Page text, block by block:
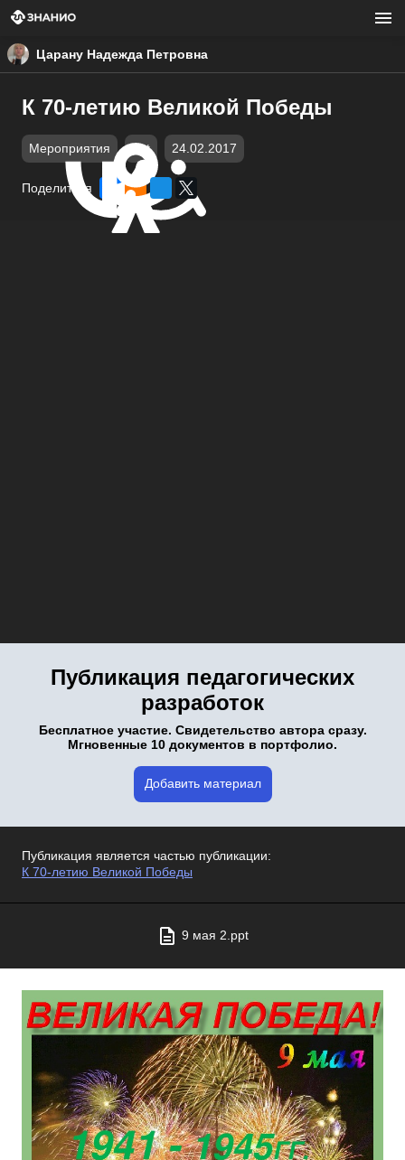
Царану Надежда Петровна
К 70-летию Великой Победы
Мероприятия ppt 24.02.2017
Поделиться
Публикация педагогических
разработок
Бесплатное участие. Свидетельство автора сразу.
Мгновенные 10 документов в портфолио.
Добавить материал
Публикация является частью публикации:
К 70-летию Великой Победы
9 мая 2.ppt